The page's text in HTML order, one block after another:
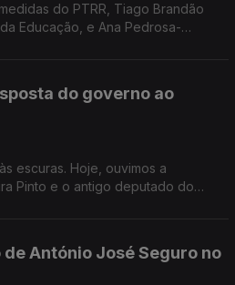
do PTRR, Tiago Brandão
Educação, e Ana Pedrosa-
do governo ao
escuras. Hoje, ouvimos a
Pinto e o antigo deputado do
António José Seguro no